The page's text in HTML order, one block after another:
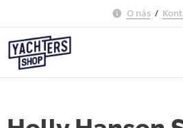
O nás/